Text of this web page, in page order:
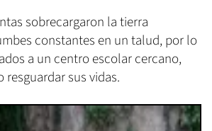
sobrecargaron la tierra
constantes en un talud, por lo
a un centro escolar cercano,
sus vidas.